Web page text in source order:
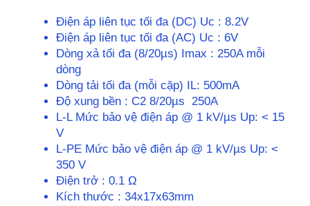
Điện áp liên tục tối đa (DC) Uc : 8.2V
Điện áp liên tục tối đa (AC) Uc : 6V
Dòng xả tối đa (8/20µs)
Imax : 250A mỗi
dòng
Dòng tải tối đa (mỗi cặp) IL: 500mA
Độ xung bền : C2 8/20µs 250A
L-L Mức bảo vệ điện áp @ 1 kV/µs Up: < 15
V
L-PE Mức bảo vệ điện áp @ 1 kV/µs Up: <
350 V
Điện trở : 0.1 Ω
Kích thước : 34x17x63mm